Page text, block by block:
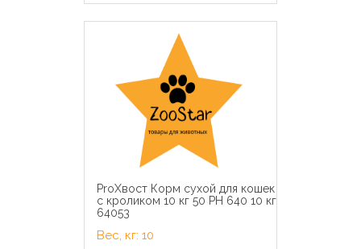
ProХвост Корм сухой для кошек
с кроликом 10 кг 50 PH 640 10 кг
64053
Вес, кг: 10